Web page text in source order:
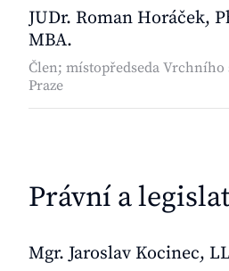
JUDr. Roman Horáček,
MBA.
Člen; místopředseda Vrchního
Praze
Právní a
Mgr. Jaroslav Kocinec,